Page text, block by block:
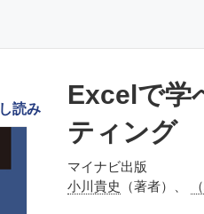
読み
Excelで学
ティング
マイナビ出版
小川貴史
（著者）、